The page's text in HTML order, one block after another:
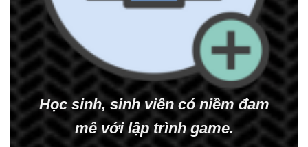
Học sinh, sinh viên có niềm đam
mê với lập trình game.